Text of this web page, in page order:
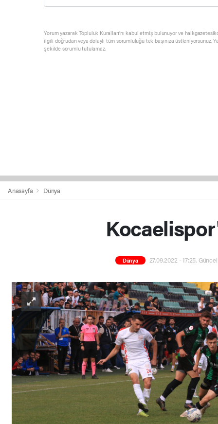
Yorum yazarak Topluluk Kuralları’nı kabul etmiş bulunuyor ve
ilgili doğrudan veya dolaylı tüm sorumluluğu tek başınıza üstleniyorsunuz.
şekilde sorumlu tutulamaz.
Anasayfa Dünya
Dünya 27.09.2022 - 17:25,